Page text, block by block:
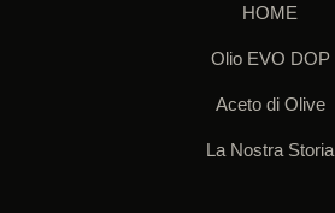
HOME
Olio EVO DOP
Aceto di Olive
La Nostra Storia